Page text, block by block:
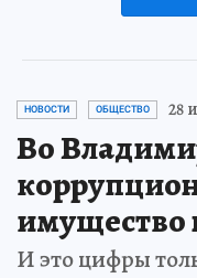
НОВОСТИ ОБЩЕСТВО 28
Во
имущество
И это цифры